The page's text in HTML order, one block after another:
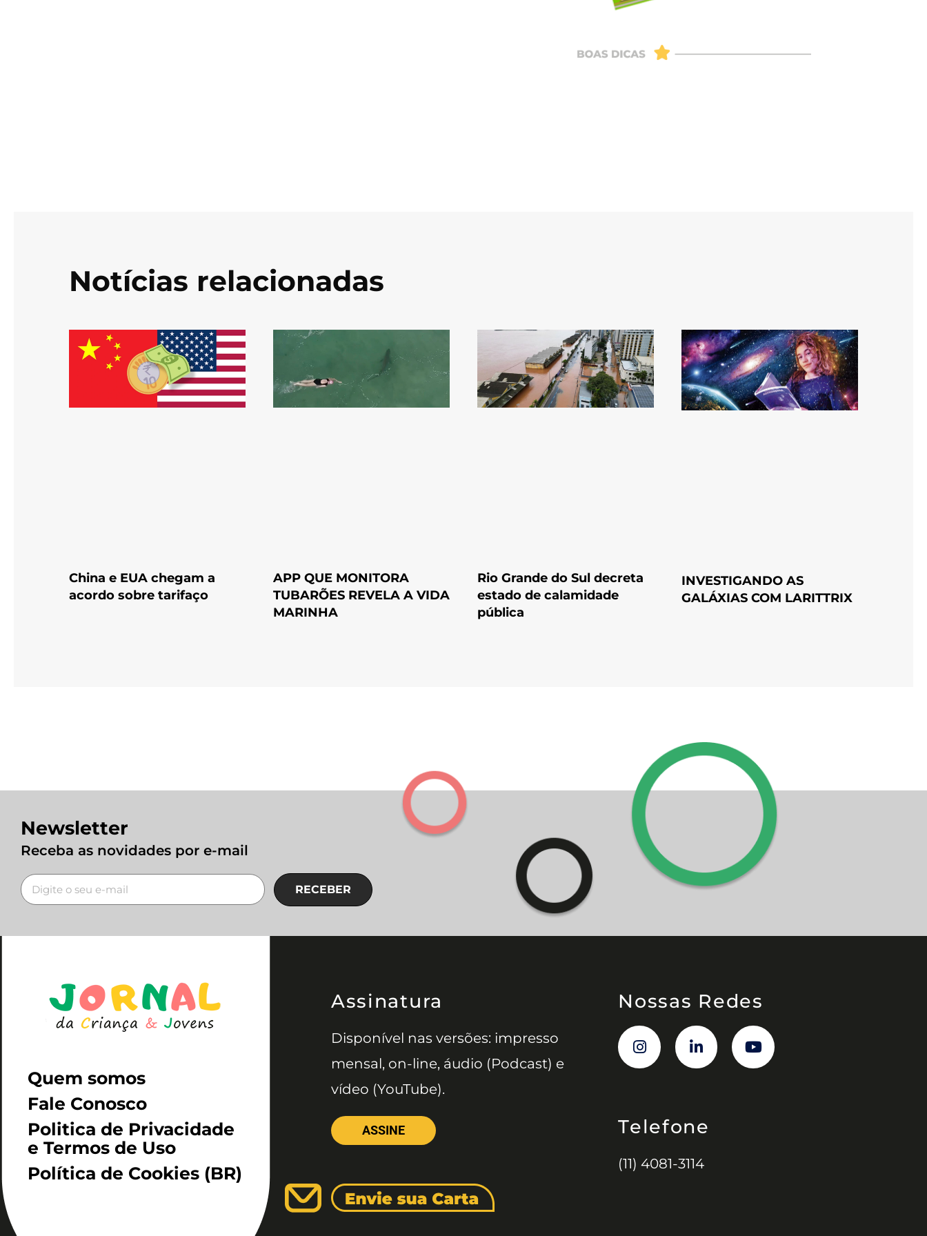
Notícias relacionadas
China e EUA chegam a
acordo sobre tarifaço
APP QUE MONITORA
TUBARÕES REVELA A VIDA
MARINHA
Rio Grande do Sul decreta
estado de calamidade
pública
INVESTIGANDO AS
GALÁXIAS COM LARITTRIX
Newsletter
Receba as novidades por e-mail
RECEBER
Quem somos
Fale Conosco
Politica de Privacidade
e Termos de Uso
Política de Cookies (BR)
Assinatura
Disponível nas versões: impresso
mensal, on-line, áudio (Podcast) e
vídeo (YouTube).
ASSINE
Nossas Redes
Telefone
(11) 4081-3114